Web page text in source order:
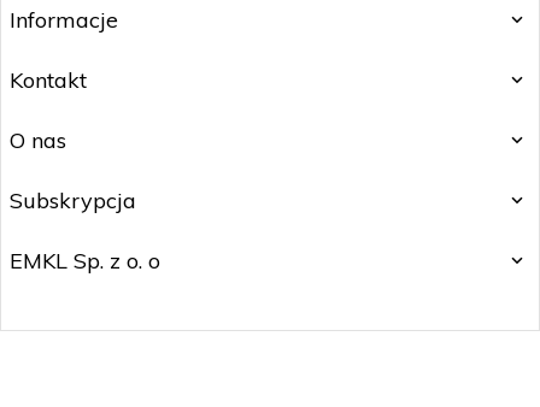
Informacje
Kontakt
O nas
Subskrypcja
EMKL Sp. z o. o